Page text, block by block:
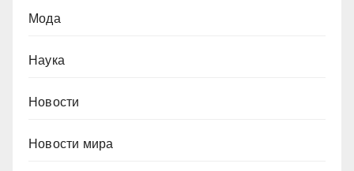
Мода
Наука
Новости
Новости мира